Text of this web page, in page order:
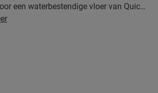
een waterbestendige vloer van Quick-
vloeren zien er niet alleen uitzonderlijk
dan ooit verloopt!